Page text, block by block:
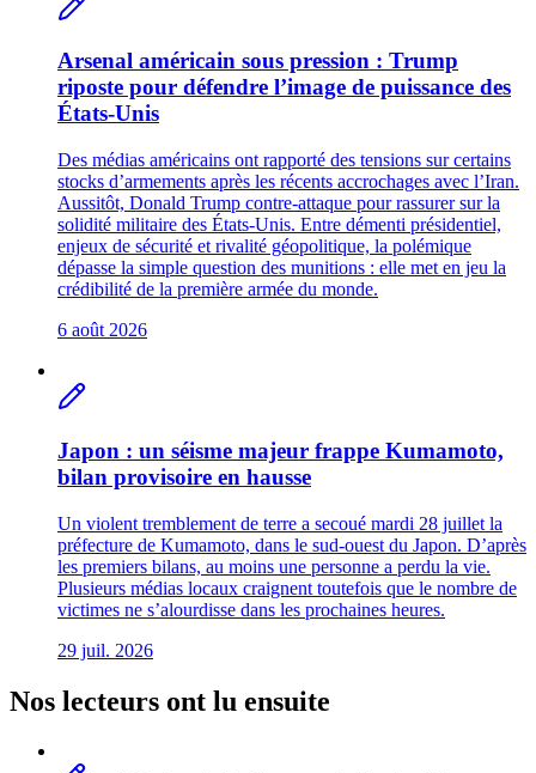
Arsenal américain sous pression : Trump
riposte pour défendre l’image de puissance des
États-Unis
Des médias américains ont rapporté des tensions sur certains
stocks d’armements après les récents accrochages avec l’Iran.
Aussitôt, Donald Trump contre-attaque pour rassurer sur la
solidité militaire des États-Unis. Entre démenti présidentiel,
enjeux de sécurité et rivalité géopolitique, la polémique
dépasse la simple question des munitions : elle met en jeu la
crédibilité de la première armée du monde.
6 août 2026
Japon : un séisme majeur frappe Kumamoto,
bilan provisoire en hausse
Un violent tremblement de terre a secoué mardi 28 juillet la
préfecture de Kumamoto, dans le sud-ouest du Japon. D’après
les premiers bilans, au moins une personne a perdu la vie.
Plusieurs médias locaux craignent toutefois que le nombre de
victimes ne s’alourdisse dans les prochaines heures.
29 juil. 2026
Nos lecteurs ont lu ensuite